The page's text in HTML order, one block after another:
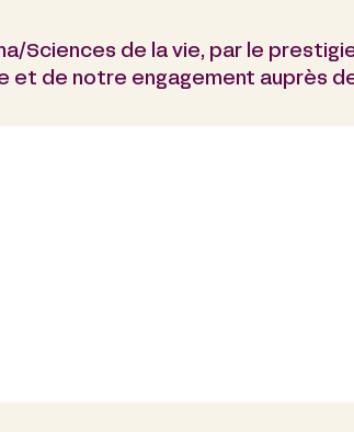
Sciences de la vie, par le
et de notre engagement auprès